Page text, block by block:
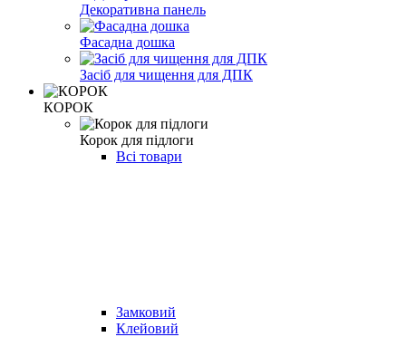
Декоративна панель
Фасадна дошка
Засіб для чищення для ДПК
КОРОК
Корок для підлоги
Всі товари
Замковий
Клейовий